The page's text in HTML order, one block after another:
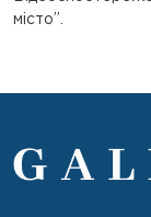
місто”.